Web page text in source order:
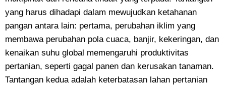
yang harus dihadapi dalam mewujudkan ketahanan
pangan antara lain: pertama, perubahan iklim yang
membawa perubahan pola cuaca, banjir, kekeringan, dan
kenaikan suhu global memengaruhi produktivitas
pertanian, seperti gagal panen dan kerusakan tanaman.
Tantangan kedua adalah keterbatasan lahan pertanian